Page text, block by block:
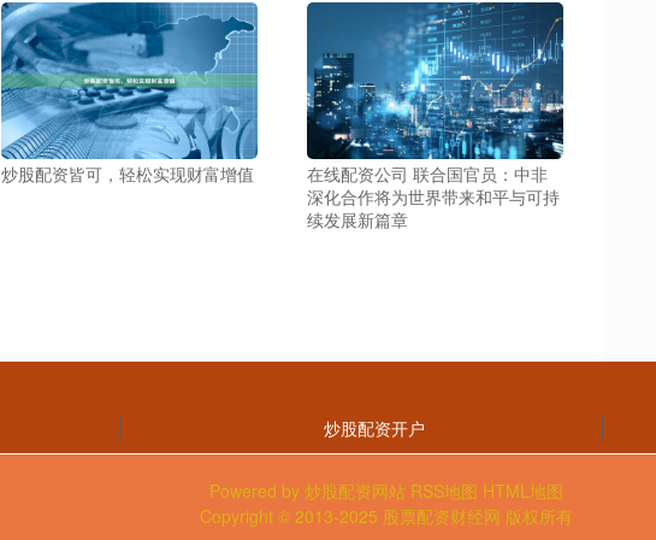
炒股配资皆可，轻松实现财富增值
在线配资公司 联合国官员：中非
深化合作将为世界带来和平与可持
续发展新篇章
炒股配资开户
Powered by 炒股配资网站 RSS地图 HTML地图
Copyright © 2013-2025 股票配资财经网 版权所有